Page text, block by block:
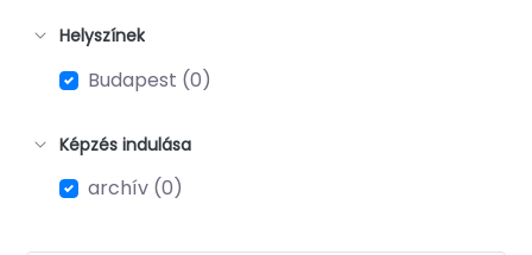
Helyszínek
Budapest (0)
Képzés indulása
archív (0)